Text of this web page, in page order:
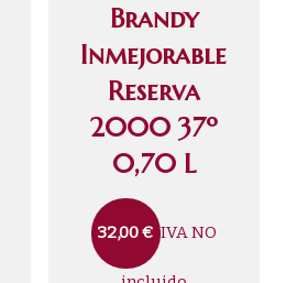
Brandy
Inmejorable
Reserva
2000 37º
0,70 L
32,00€ IVA NO